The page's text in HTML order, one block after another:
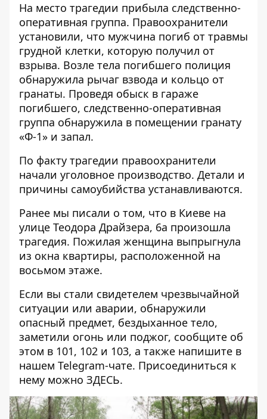
На место трагедии прибыла следственно-
оперативная группа. Правоохранители
установили, что мужчина погиб от травмы
грудной клетки, которую получил от
взрыва. Возле тела погибшего полиция
обнаружила рычаг взвода и кольцо от
гранаты. Проведя обыск в гараже
погибшего, следственно-оперативная
группа обнаружила в помещении гранату
«Ф-1» и запал.
По факту трагедии правоохранители
начали уголовное производство. Детали и
причины самоубийства устанавливаются.
Ранее мы писали о том, что в Киеве на
улице Теодора Драйзера, 6а произошла
трагедия. Пожилая женщина выпрыгнула
из окна квартиры, расположенной на
восьмом этаже.
Если вы стали свидетелем чрезвычайной
ситуации или аварии, обнаружили
опасный предмет, бездыханное тело,
заметили огонь или поджог, сообщите об
этом в 101, 102 и 103, а также напишите в
нашем Telegram-чате. Присоединиться к
нему можно ЗДЕСЬ.